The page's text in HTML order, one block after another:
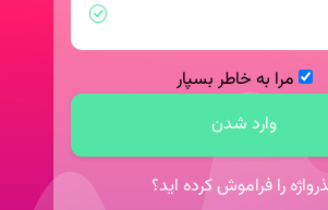
مرا به خاطر بسپار
وارد شدن
را فراموش کرده اید؟